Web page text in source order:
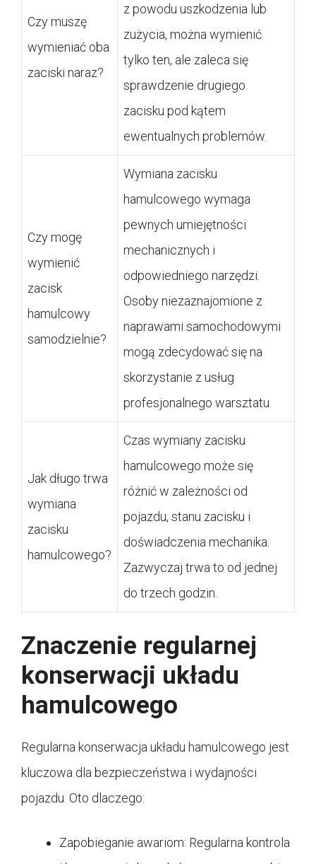
Czy muszę
wymieniać oba
zaciski naraz?
z powodu uszkodzenia lub
zużycia, można wymienić
tylko ten, ale zaleca się
sprawdzenie drugiego
zacisku pod kątem
ewentualnych problemów.
Czy mogę
wymienić
zacisk
hamulcowy
samodzielnie?
Wymiana zacisku
hamulcowego wymaga
pewnych umiejętności
mechanicznych i
odpowiedniego narzędzi.
Osoby niezaznajomione z
naprawami samochodowymi
mogą zdecydować się na
skorzystanie z usług
profesjonalnego warsztatu.
Jak długo trwa
wymiana
zacisku
hamulcowego?
Czas wymiany zacisku
hamulcowego może się
różnić w zależności od
pojazdu, stanu zacisku i
doświadczenia mechanika.
Zazwyczaj trwa to od jednej
do trzech godzin.
Znaczenie regularnej
konserwacji układu
hamulcowego
Regularna konserwacja układu hamulcowego jest
kluczowa dla bezpieczeństwa i wydajności
pojazdu. Oto dlaczego:
Zapobieganie awariom: Regularna kontrola